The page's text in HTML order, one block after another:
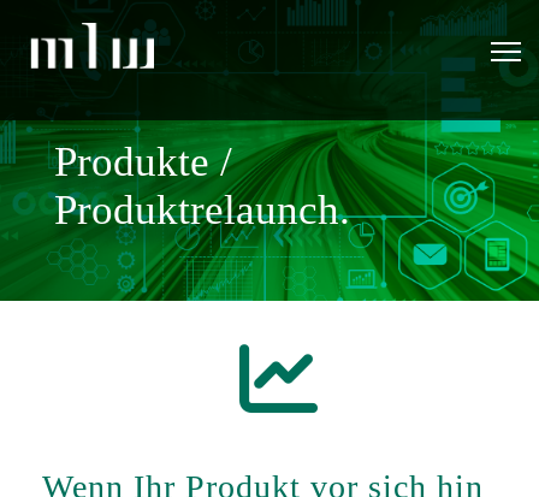
Produkte /
Produktrelaunch.
line-
Wenn Ihr Produkt vor sich hin